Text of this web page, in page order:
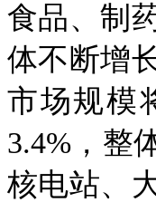
食品、制
体不断增
市场规模
3.4%，整
核电站、